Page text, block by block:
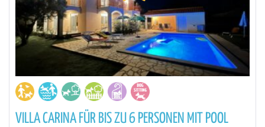
VILLA CARINA FÜR BIS ZU 6 PERSONEN MIT POOL